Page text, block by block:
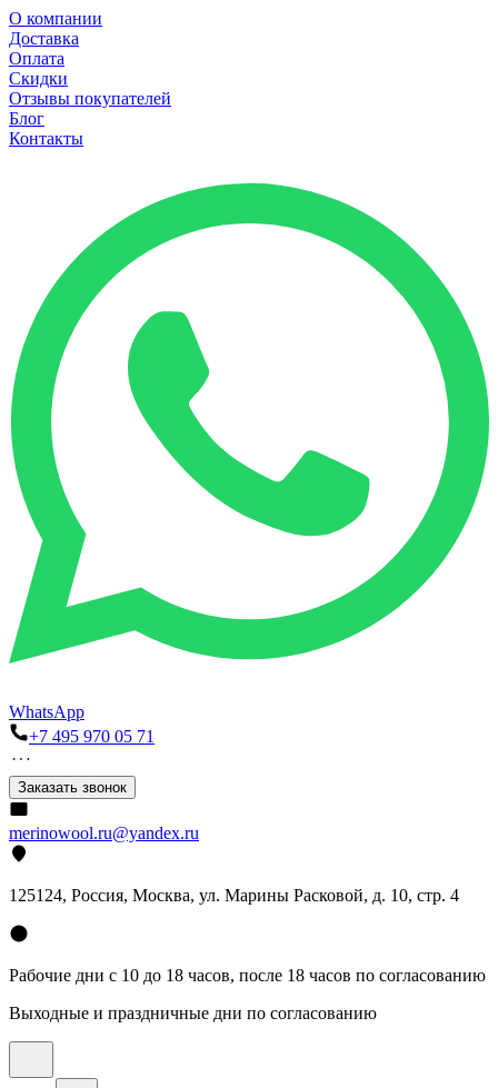
О компании
Доставка
Оплата
Скидки
Отзывы покупателей
Блог
Контакты
WhatsApp
+7 495 970 05 71
Заказать звонок
merinowool.ru@yandex.ru
125124, Россия, Москва, ул. Марины Расковой, д. 10, стр. 4
Рабочие дни с 10 до 18 часов, после 18 часов по согласованию
Выходные и праздничные дни по согласованию